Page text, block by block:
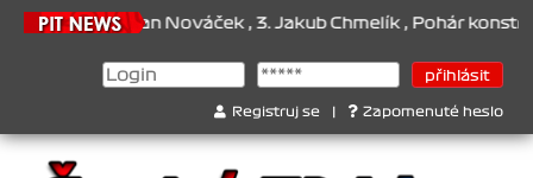
, 3. Jakub Chmelík , Pohár konstruktérů : 1. Ferrari . 2.
Registruj se Zapomenuté heslo